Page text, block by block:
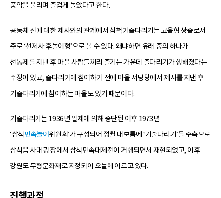
풍악을 울리며 즐겁게 놀았다고 한다.
공동체 신에 대한 제사와의 관계에서 삼척기줄다리기는 고을형 쌍줄로서
주로 ‘선제사 후놀이형’으로 볼 수 있다. 왜냐하면 유래 중의 하나가
선농제를 지낸 후 마을 사람들끼리 즐기는 가운데 줄다리기가 행해졌다는
주장이 있고, 줄다리기에 참여하기 전에 마을 서낭당에서 제사를 지낸 후
기줄다리기에 참여하는 마을도 있기 때문이다.
기줄다리기는 1936년 일제에 의해 중단된 이후 1973년
‘삼척민속놀이 위원회’가 구성되어 정월 대보름에 ‘기줄다리기’를 주축으로
삼척읍 사대 광장에서 삼척민속대제전이 거행되면서 재현되었고, 이후
강원도 무형문화재로 지정되어 오늘에 이르고 있다.
진행과정